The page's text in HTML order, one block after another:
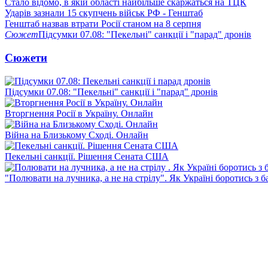
Стало відомо, в якій області найбільше скаржаться на ТЦК
Ударів зазнали 15 скупчень військ РФ - Генштаб
Генштаб назвав втрати Росії станом на 8 серпня
СюжетПідсумки 07.08: "Пекельні" санкції і "парад" дронів
Сюжети
Підсумки 07.08: "Пекельні" санкції і "парад" дронів
Вторгнення Росії в Україну. Онлайн
Війна на Близькому Сході. Онлайн
Пекельні санкції. Рішення Сената США
"Полювати на лучника, а не на стрілу". Як Україні боротись з